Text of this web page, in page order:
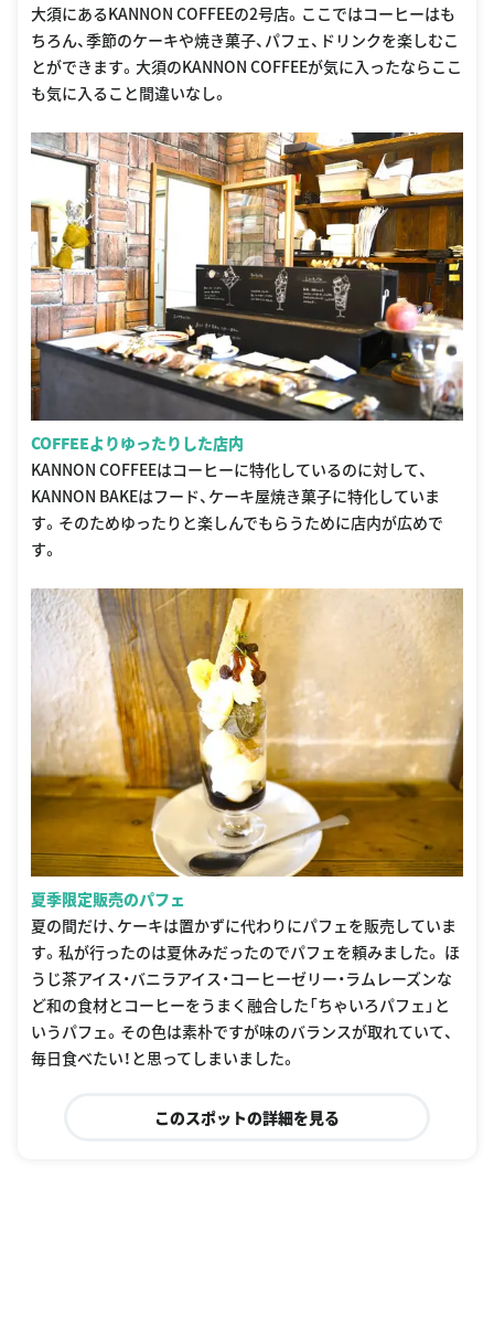
大須にあるKANNON COFFEEの2号店。ここではコーヒーはも
ちろん、季節のケーキや焼き菓子、パフェ、ドリンクを楽しむこ
とができます。大須のKANNON COFFEEが気に入ったならここ
も気に入ること間違いなし。
COFFEEよりゆったりした店内
KANNON COFFEEはコーヒーに特化しているのに対して、
KANNON BAKEはフード、ケーキ屋焼き菓子に特化していま
す。そのためゆったりと楽しんでもらうために店内が広めで
す。
夏季限定販売のパフェ
夏の間だけ、ケーキは置かずに代わりにパフェを販売していま
す。私が行ったのは夏休みだったのでパフェを頼みました。 ほ
うじ茶アイス・バニラアイス・コーヒーゼリー・ラムレーズンな
ど和の食材とコーヒーをうまく融合した「ちゃいろパフェ」と
いうパフェ。その色は素朴ですが味のバランスが取れていて、
毎日食べたい！と思ってしまいました。
このスポットの詳細を見る